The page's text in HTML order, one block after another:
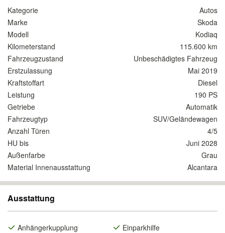
Kategorie
Autos
Marke
Skoda
Modell
Kodiaq
Kilometerstand
115.600 km
Fahrzeugzustand
Unbeschädigtes Fahrzeug
Erstzulassung
Mai 2019
Kraftstoffart
Diesel
Leistung
190 PS
Getriebe
Automatik
Fahrzeugtyp
SUV/Geländewagen
Anzahl Türen
4/5
HU bis
Juni 2028
Außenfarbe
Grau
Material Innenausstattung
Alcantara
Ausstattung
Anhängerkupplung
Einparkhilfe